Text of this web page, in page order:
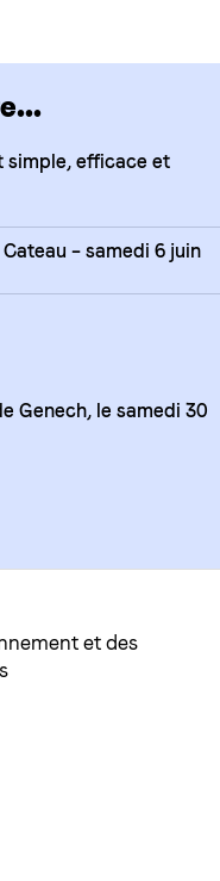
simple, efficace et
– samedi 6 juin
Genech, le samedi 30
et des